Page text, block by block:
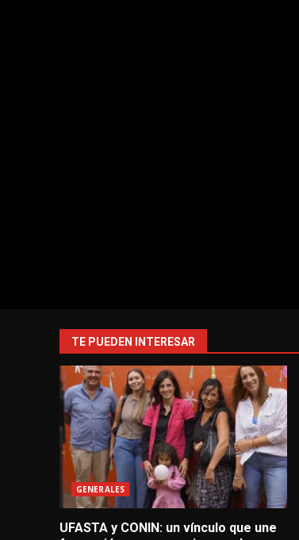
TE PUEDEN INTERESAR
GENERALES
UFASTA y CONIN: un vínculo que une